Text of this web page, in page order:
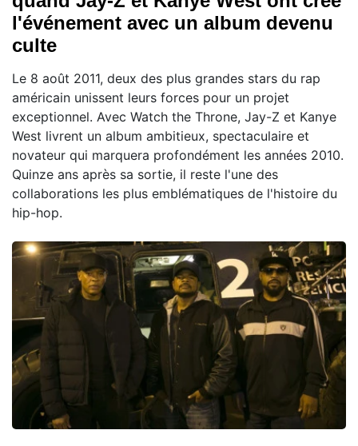
l'événement avec un album devenu
culte
Le 8 août 2011, deux des plus grandes stars du rap
américain unissent leurs forces pour un projet
exceptionnel. Avec Watch the Throne, Jay-Z et Kanye
West livrent un album ambitieux, spectaculaire et
novateur qui marquera profondément les années 2010.
Quinze ans après sa sortie, il reste l'une des
collaborations les plus emblématiques de l'histoire du
hip-hop.